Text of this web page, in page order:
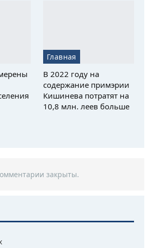
Главная
В 2022 году на
содержание примэрии
Кишинева потратят на
10,8 млн. леев больше
закрыты.